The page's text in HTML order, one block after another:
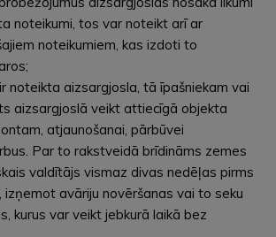
noteikumi, tos var noteikt arī ar
noteikumiem, kas izdoti to
noteikta aizsargjosla, tā īpašniekam vai
aizsargjoslā veikt attiecīgā objekta
atjaunošanai, pārbūvei
Par to rakstveidā brīdināms zemes
valdītājs vismaz divas nedēļas pirms
izņemot avāriju novēršanas vai to seku
kurus var veikt jebkurā laikā bez